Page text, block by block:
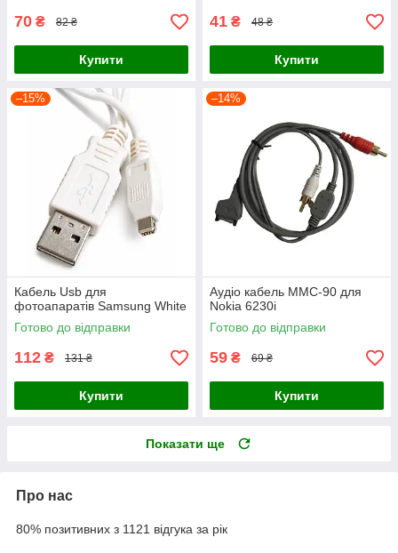
70 ₴ 82 ₴
Купити
41 ₴ 48 ₴
Купити
–15%
Кабель Usb для
фотоапаратів Samsung White
Готово до відправки
112 ₴ 131 ₴
Купити
–14%
Аудіо кабель MMC-90 для
Nokia 6230i
Готово до відправки
59 ₴ 69 ₴
Купити
Показати ще
Про нас
80% позитивних з 1121 відгука за рік